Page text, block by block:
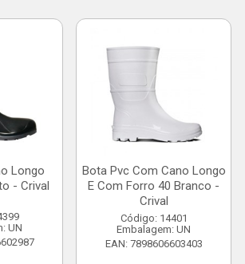
Longo
- Crival
UN
Bota Pvc Com Cano Longo
E Com Forro 40 Branco -
Crival
Código: 14401
Embalagem: UN
EAN: 7898606603403